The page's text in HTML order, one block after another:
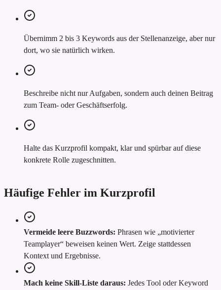
Übernimm 2 bis 3 Keywords aus der Stellenanzeige, aber nur
dort, wo sie natürlich wirken.
Beschreibe nicht nur Aufgaben, sondern auch deinen Beitrag
zum Team- oder Geschäftserfolg.
Halte das Kurzprofil kompakt, klar und spürbar auf diese
konkrete Rolle zugeschnitten.
Häufige Fehler im Kurzprofil
Vermeide leere Buzzwords: Phrasen wie „motivierter
Teamplayer“ beweisen keinen Wert. Zeige stattdessen
Kontext und Ergebnisse.
Mach keine Skill-Liste daraus: Jedes Tool oder Keyword